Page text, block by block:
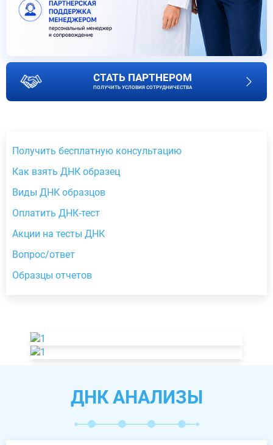
СТАТЬ ПАРТНЕРОМ
ПОЛУЧИТЬ УСЛОВИЯ СОТРУДНИЧЕСТВА
Получить бесплатную консультацию
Как взять ДНК образец
Виды ДНК образцов
Оплатить ДНК-тест
Акции на тесты ДНК
Вопрос/ответ
Образцы отчетов
ДНК АНАЛИЗЫ